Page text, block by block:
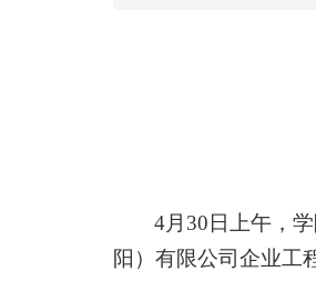
4月 30 日上午，
阳）有限公司企业工